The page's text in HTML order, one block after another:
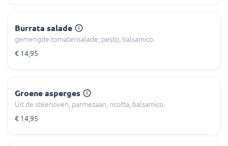
Burrata salade
gemengde tomatensalade, pesto, balsamico.
€ 14,95
Groene asperges
Uit de steenoven, parmezaan, ricotta, balsamico.
€ 14,95